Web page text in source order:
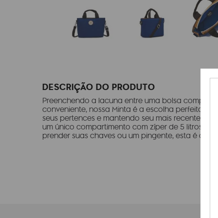
DESCRIÇÃO DO PRODUTO
Preenchendo a lacuna entre uma bolsa
conveniente, nossa Minta é a escolha perfeita
seus pertences e mantendo seu mais recente livro
um único compartimento com zíper de 5 litros,
prender suas chaves ou um pingente, esta é a